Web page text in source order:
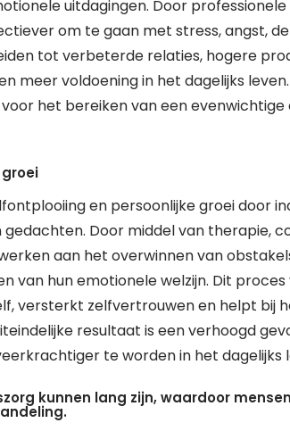
uitdagingen. Door
om te gaan met stress, angst,
tot verbeterde relaties, hogere
meer voldoening in het dagelijks
het bereiken van een evenwichtige
en persoonlijke groei door
Door middel van therapie,
aan het overwinnen van
van hun emotionele welzijn. Dit
versterkt zelfvertrouwen en helpt bij
resultaat is een verhoogd
te worden in het dagelijks
kunnen lang zijn, waardoor